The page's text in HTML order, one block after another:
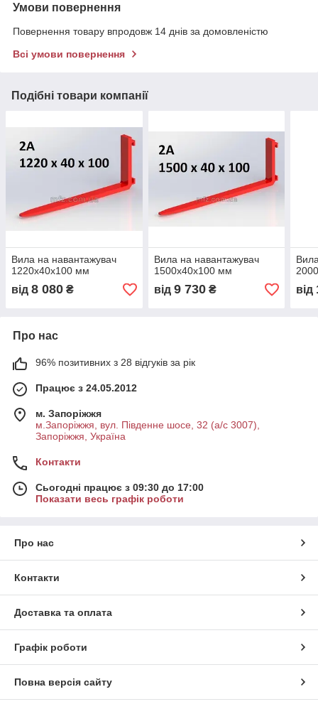
Умови повернення
Повернення товару впродовж 14 днів за домовленістю
Всі умови повернення
Подібні товари компанії
Вила на навантажувач
1220x40x100 мм
від 8 080 ₴
Вила на навантажувач
1500х40х100 мм
від 9 730₴ від
Про нас
96% позитивних з 28 відгуків за рік
Працює з 24.05.2012
м. Запоріжжя
м.Запоріжжя, вул. Південне шосе, 32 (а/с 3007),
Запоріжжя, Україна
Контакти
Сьогодні працює з 09:30 до 17:00
Показати весь графік роботи
Про нас
Контакти
Доставка та оплата
Графік роботи
Повна версія сайту